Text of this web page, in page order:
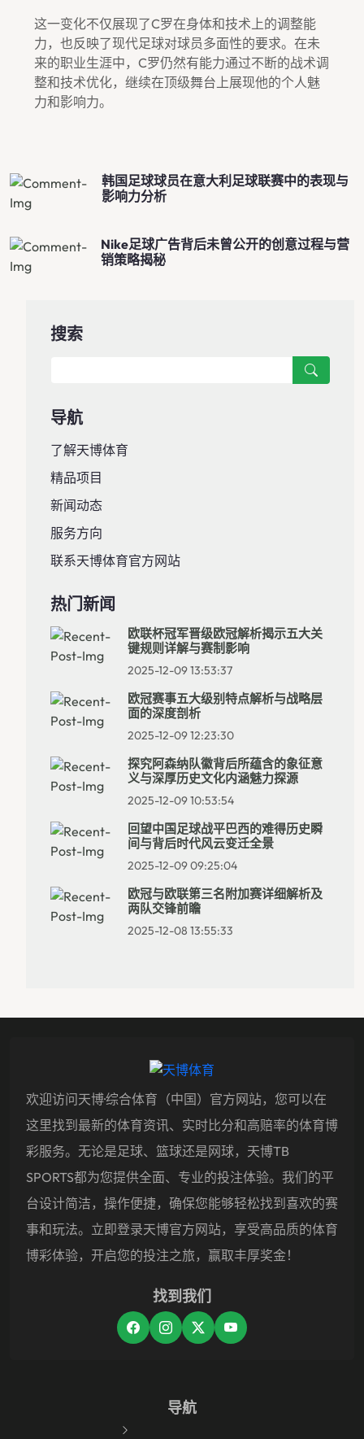
这一变化不仅展现了C罗在身体和技术上的调整能
力，也反映了现代足球对球员多面性的要求。在未
来的职业生涯中，C罗仍然有能力通过不断的战术调
整和技术优化，继续在顶级舞台上展现他的个人魅
力和影响力。
韩国足球球员在意大利足球联赛中的表现与
影响力分析
Nike足球广告背后未曾公开的创意过程与营
销策略揭秘
搜索
导航
了解天博体育
精品项目
新闻动态
服务方向
联系天博体育官方网站
热门新闻
欧联杯冠军晋级欧冠解析揭示五大关
键规则详解与赛制影响
2025-12-09 13:53:37
欧冠赛事五大级别特点解析与战略层
面的深度剖析
2025-12-09 12:23:30
探究阿森纳队徽背后所蕴含的象征意
义与深厚历史文化内涵魅力探源
2025-12-09 10:53:54
回望中国足球战平巴西的难得历史瞬
间与背后时代风云变迁全景
2025-12-09 09:25:04
欧冠与欧联第三名附加赛详细解析及
两队交锋前瞻
2025-12-08 13:55:33
欢迎访问天博·综合体育（中国）官方网站，您可以在
这里找到最新的体育资讯、实时比分和高赔率的体育博
彩服务。无论是足球、篮球还是网球，天博TB
SPORTS都为您提供全面、专业的投注体验。我们的平
台设计简洁，操作便捷，确保您能够轻松找到喜欢的赛
事和玩法。立即登录天博官方网站，享受高品质的体育
博彩体验，开启您的投注之旅，赢取丰厚奖金！
找到我们
导航